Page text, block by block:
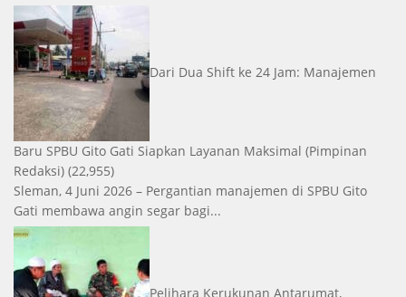
Dari Dua Shift ke 24 Jam: Manajemen
Baru SPBU Gito Gati Siapkan Layanan Maksimal (Pimpinan
Redaksi) (22,955)
Sleman, 4 Juni 2026 – Pergantian manajemen di SPBU Gito
Gati membawa angin segar bagi...
Pelihara Kerukunan Antarumat,